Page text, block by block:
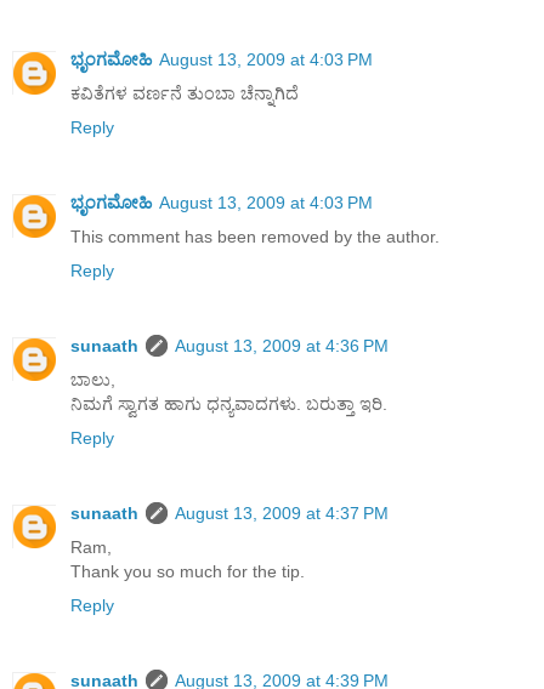
ಭೃಂಗಮೋಹಿ August 13, 2009 at 4:03 PM
ಕವಿತೆಗಳ ವರ್ಣನೆ ತುಂಬಾ ಚೆನ್ನಾಗಿದೆ
Reply
ಭೃಂಗಮೋಹಿ August 13, 2009 at 4:03 PM
This comment has been removed by the author.
Reply
sunaath
August 13, 2009 at 4:36 PM
ಬಾಲು,
ನಿಮಗೆ ಸ್ವಾಗತ ಹಾಗು ಧನ್ಯವಾದಗಳು. ಬರುತ್ತಾ ಇರಿ.
Reply
sunaath
August 13, 2009 at 4:37 PM
Ram,
Thank you so much for the tip.
Reply
sunaath
August 13, 2009 at 4:39 PM